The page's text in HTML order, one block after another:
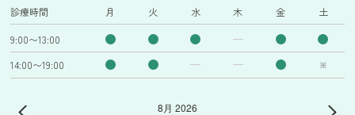
診療時間 月 火 水 木 金 土
9:00〜13:00
14:00〜19:00
※
8月 2026